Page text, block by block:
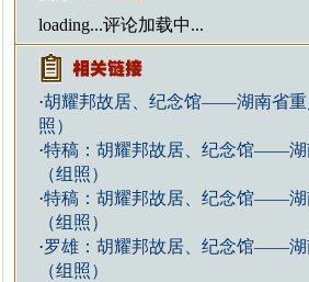
loading...评论加载中...
·胡耀邦故居、纪念馆——湖南省重
照）
·特稿：胡耀邦故居、纪念馆——湖
（组照）
·特稿：胡耀邦故居、纪念馆——湖
（组照）
·罗雄：胡耀邦故居、纪念馆——湖
（组照）